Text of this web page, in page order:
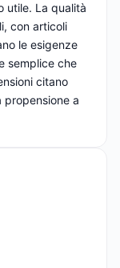
utile. La qualità
con articoli
le esigenze
semplice che
citano
propensione a